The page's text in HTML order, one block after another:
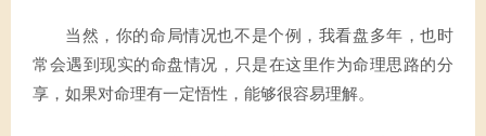
当然，你的命局情况也不是个例，我看盘多年，也时
常会遇到现实的命盘情况，只是在这里作为命理思路的分
享，如果对命理有一定悟性，能够很容易理解。